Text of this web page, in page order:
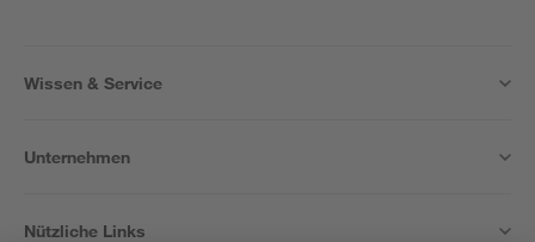
Wissen & Service
Unternehmen
Nützliche Links